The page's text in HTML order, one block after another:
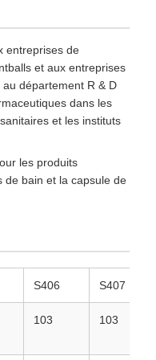
entreprises de
et aux entreprises
département R & D
dans les
et les instituts
les produits
de bain et la capsule de
S406 S407
103 103